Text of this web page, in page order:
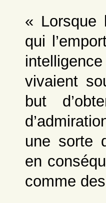
« Lorsque
qui
vivaient
but
une sorte
en
comme